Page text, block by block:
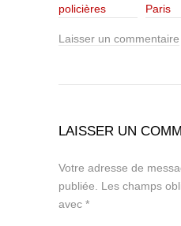
policières Paris
Laisser un commentaire
LAISSER UN
Votre adresse de
publiée.
Les champs
avec *